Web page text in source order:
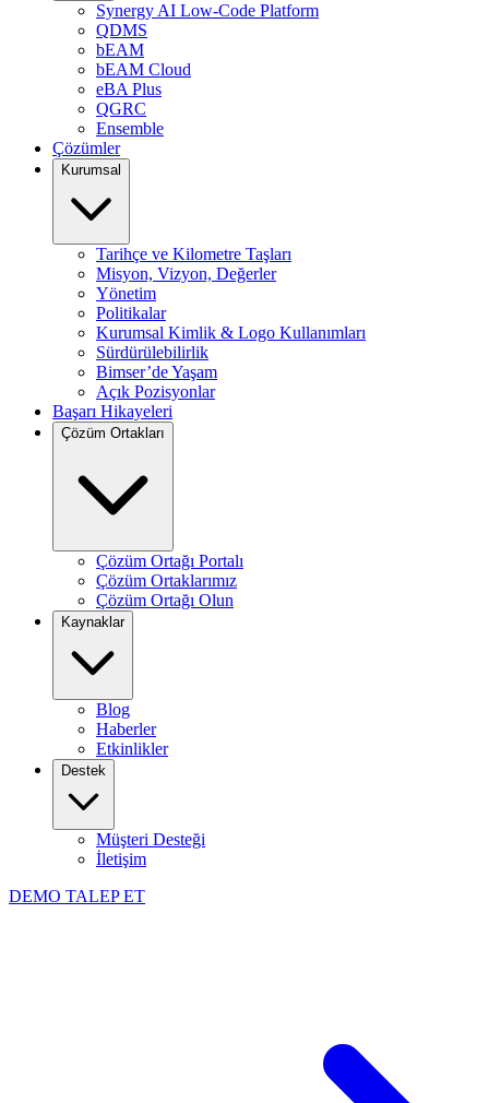
Synergy AI Low-Code Platform
QDMS
bEAM
bEAM Cloud
eBA Plus
QGRC
Ensemble
Çözümler
Kurumsal
Tarihçe ve Kilometre Taşları
Misyon, Vizyon, Değerler
Yönetim
Politikalar
Kurumsal Kimlik & Logo Kullanımları
Sürdürülebilirlik
Bimser’de Yaşam
Açık Pozisyonlar
Başarı Hikayeleri
Çözüm Ortakları
Çözüm Ortağı Portalı
Çözüm Ortaklarımız
Çözüm Ortağı Olun
Kaynaklar
Blog
Haberler
Etkinlikler
Destek
Müşteri Desteği
İletişim
DEMO TALEP ET